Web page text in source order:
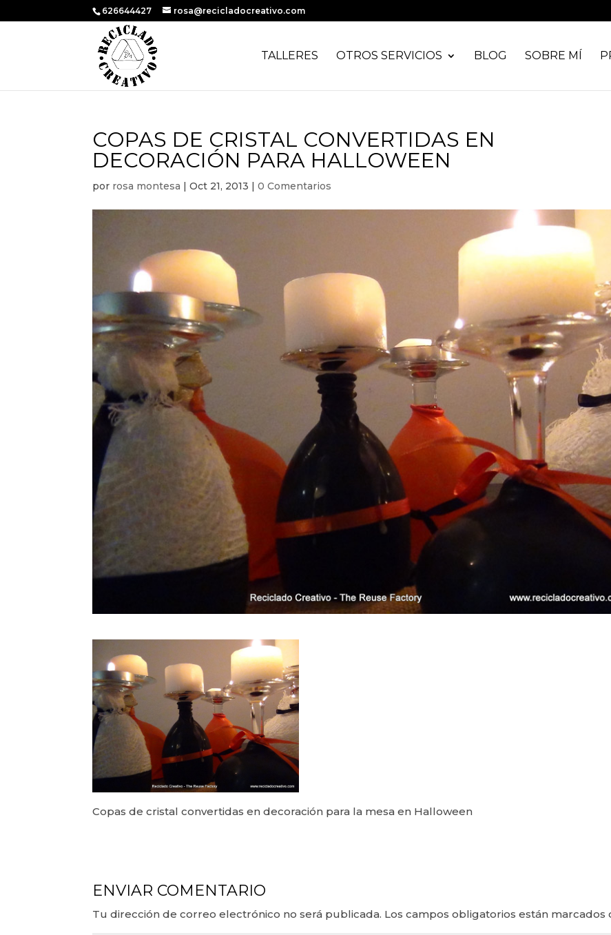
626644427 rosa@recicladocreativo.com
TALLERES OTROS SERVICIOS BLOG SOBRE MÍ
COPAS DE CRISTAL CONVERTIDAS EN
DECORACIÓN PARA HALLOWEEN
por rosa montesa |Oct 21, 2013 |0 Comentarios
Copas de cristal convertidas en decoración para la mesa en Halloween
ENVIAR COMENTARIO
Tu dirección de correo electrónico no será publicada. Los campos obligatorios están marcados